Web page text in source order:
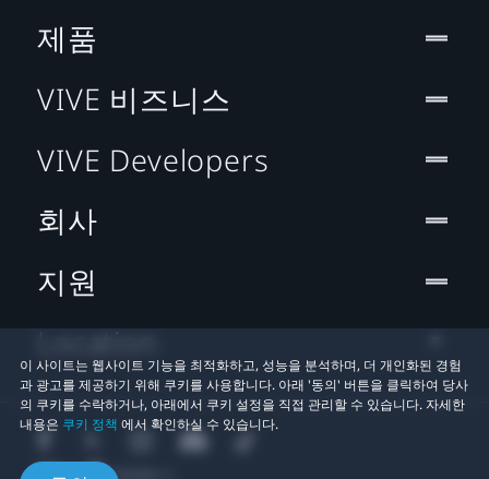
이 사이트는 웹사이트 기능을 최적화하고, 성능을 분석하며, 더 개인화된 경험
과 광고를 제공하기 위해 쿠키를 사용합니다. 아래 '동의' 버튼을 클릭하여 당사
의 쿠키를 수락하거나, 아래에서 쿠키 설정을 직접 관리할 수 있습니다. 자세한
내용은 쿠키 정책 에서 확인하실 수 있습니다.
제품
VIVE 비즈니스
VIVE Developers
회사
지원
Location